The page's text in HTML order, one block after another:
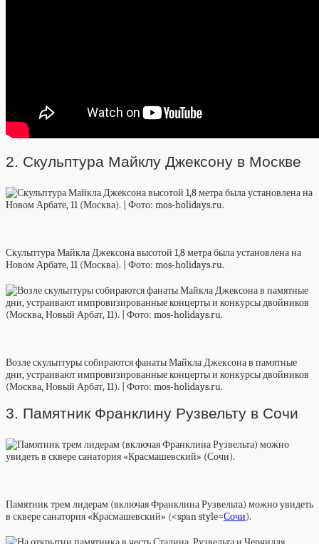
2. Скульптура Майклу Джексону в Москве
Скульптура Майкла Джексона высотой 1,8 метра была установлена на
Новом Арбате, 11 (Москва). | Фото: mos-holidays.ru.
Возле скульптуры собираются фанаты Майкла Джексона в памятные
дни, устраивают импровизированные концерты и конкурсы двойников
(Москва, Новый Арбат, 11). | Фото: mos-holidays.ru.
3. Памятник Франклину Рузвельту в Сочи
Памятник трем лидерам (включая Франклина Рузвельта) можно увидеть
в сквере санатория «Красмашевский» (<span style=Сочи).